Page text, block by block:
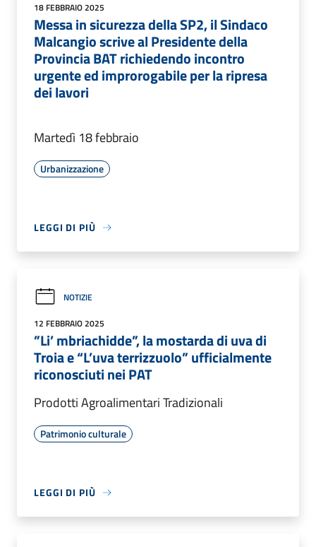
18 FEBBRAIO 2025
Messa in sicurezza della SP2, il Sindaco
Malcangio scrive al Presidente della
Provincia BAT richiedendo incontro
urgente ed improrogabile per la ripresa
dei lavori
Martedì 18 febbraio
Urbanizzazione
LEGGI DI PIÙ
NOTIZIE
12 FEBBRAIO 2025
”Li’ mbriachidde”, la mostarda di uva di
Troia e “L’uva terrizzuolo” ufficialmente
riconosciuti nei PAT
Prodotti Agroalimentari Tradizionali
Patrimonio culturale
LEGGI DI PIÙ